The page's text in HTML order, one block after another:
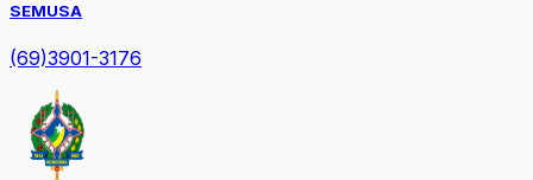
SEMUSA
(69)3901-3176